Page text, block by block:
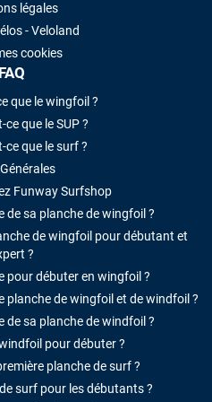
légales
- Veloland
cookies
FAQ
que le wingfoil ?
ce que le SUP ?
ce que le surf ?
Funway Surfshop
de sa planche de wingfoil ?
de wingfoil pour débutant et
?
pour débuter en wingfoil ?
planche de wingfoil et de windfoil ?
de sa planche de windfoil ?
pour débuter ?
planche de surf ?
surf pour les débutants ?